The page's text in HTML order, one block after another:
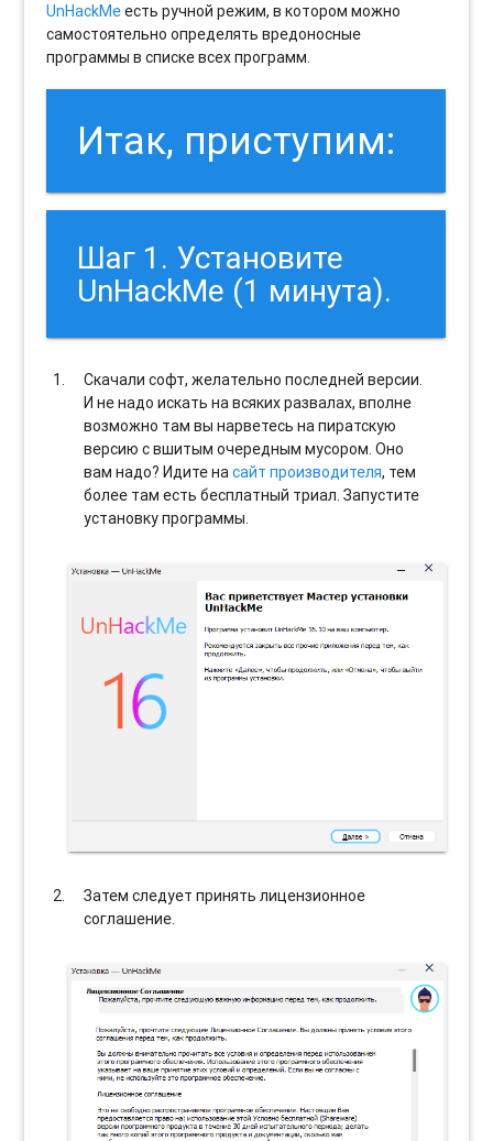
UnHackMeесть ручной режим, в котором можно
самостоятельно определять вредоносные
программы в списке всех программ.
Итак, приступим:
Шаг 1. Установите
UnHackMe (1 минута).
Скачали софт, желательно последней версии.
И не надо искать на всяких развалах, вполне
возможно там вы нарветесь на пиратскую
версию с вшитым очередным мусором. Оно
вам надо? Идите насайт производителя, тем
более там есть бесплатный триал. Запустите
установку программы.
Затем следует принять лицензионное
соглашение.